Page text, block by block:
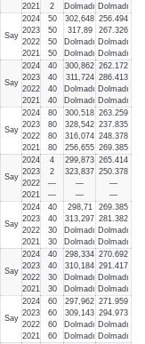
2021
2
Dolmadı Dolmadı
Say
2024
2023
2022
2021
50
50
50
50
302,648
317,89
Dolmadı
Dolmadı
256.494
267.326
Dolmadı
Dolmadı
Say
2024
2023
2022
2021
40
40
40
40
300,862
311,724
Dolmadı
Dolmadı
262.172
286.413
Dolmadı
Dolmadı
Say
2024
2023
2022
2021
80
80
80
80
300,518
328,542
316,074
256,655
263.259
237.835
248.378
269.385
Say
2024
2023
2022
2021
4
2
—
—
299,873
323,837
—
—
265.414
250.378
—
—
Say
2024
2023
2022
2021
40
40
30
30
298,71
313,297
Dolmadı
Dolmadı
269.385
281.382
Dolmadı
Dolmadı
Say
2024
2023
2022
2021
40
40
30
30
298,334
310,184
Dolmadı
Dolmadı
270.692
291.417
Dolmadı
Dolmadı
Say
2024
2023
2022
2021
60
60
60
60
297,962
309,143
Dolmadı
Dolmadı
271.959
294.973
Dolmadı
Dolmadı